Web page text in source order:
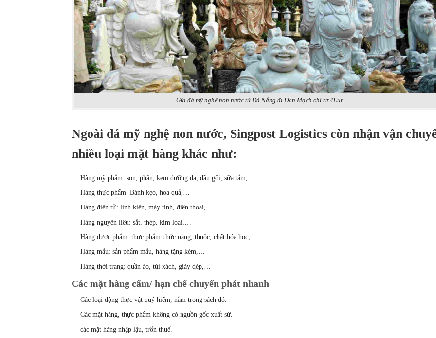
Gửi đá mỹ nghệ non nước từ Đà Nẵng đi Đan Mạch chỉ từ 4Eur
Ngoài đá mỹ nghệ non nước, Singpost Logistics còn nhận vận
nhiều loại mặt hàng khác như:
Hàng mỹ phẩm: son, phấn, kem dưỡng da, dầu gội, sữa tắm,…
Hàng thực phẩm: Bánh kẹo, hoa quả,…
Hàng điện tử: linh kiện, máy tính, điện thoại,…
Hàng nguyên liệu: sắt, thép, kim loại,…
Hàng dược phẩm: thực phẩm chức năng, thuốc, chất hóa học,…
Hàng mẫu: sản phẩm mẫu, hàng tặng kèm,…
Hàng thời trang: quần áo, túi xách, giày dép,…
Các mặt hàng cấm/ hạn chế chuyển phát nhanh
Các loại động thực vật quý hiếm, nằm trong sách đỏ.
Các mặt hàng, thực phẩm không có nguồn gốc xuất sứ.
các mặt hàng nhập lậu, trốn thuế.